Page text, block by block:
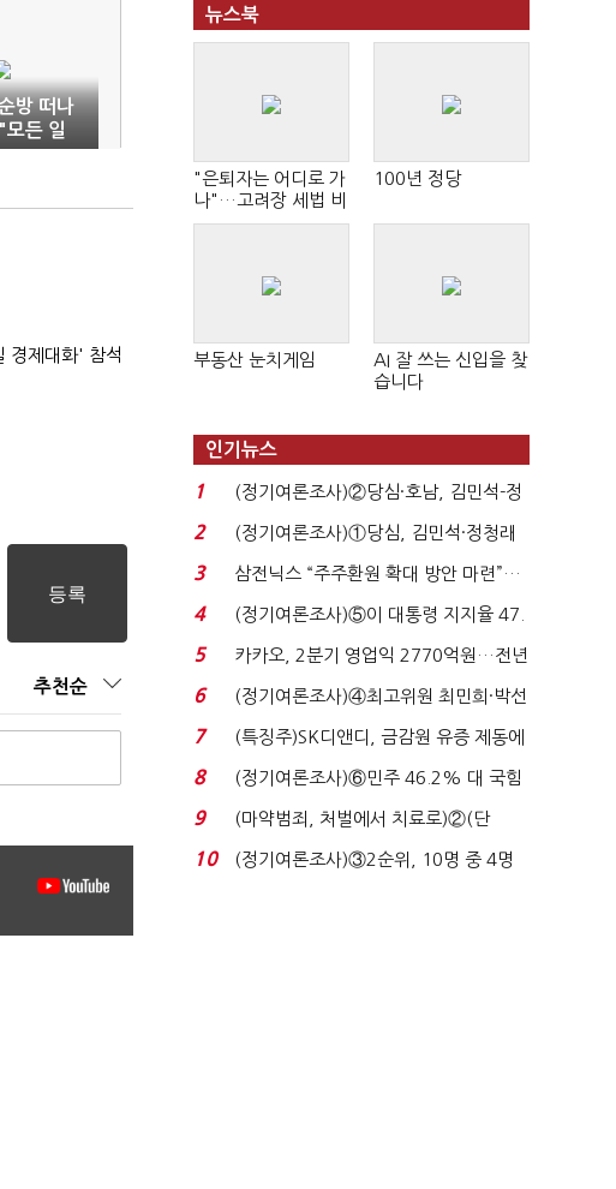
방 떠나
모든 일
"
경제대화' 참석
추천순
뉴스북
"은퇴자는 어디로 가
나"…고려장 세법 비
판 확산
100년 정당
부동산 눈치게임
AI 잘 쓰는 신입을 찾
습니다
인기뉴스
1
(정기여론조사)②당심·호남, 김민석-정
청래 '초접전'...
2
(정기여론조사)①당심, 김민석·정청래
'초접전'…대통령 ...
3
삼전닉스 “주주환원 확대 방안 마련”…
로이터에 성명...
4
(정기여론조사)⑤이 대통령 지지율 47.
7%…일주일 만에 ...
5
카카오, 2분기 영업익 2770억원…전년
비 36% 증가...
6
(정기여론조사)④최고위원 최민희·박선
원 '양강'…서미...
7
(특징주)SK디앤디, 금감원 유증 제동에
장 초반 상한가...
8
(정기여론조사)⑥민주 46.2% 대 국힘
31.0%…오차범위 밖 ...
9
(마약범죄, 처벌에서 치료로)②(단
독)"마약은 전염병…여성...
10
(정기여론조사)③2순위, 10명 중 4명